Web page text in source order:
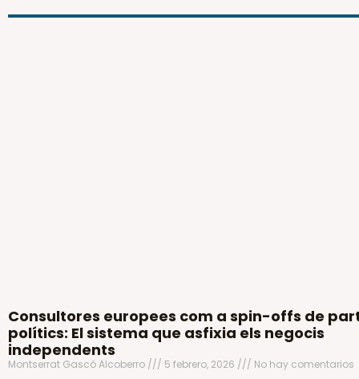
Consultores europees com a spin-offs de
polítics: El sistema que asfixia els negocis
independents
Montserrat Gascó Alcoberro 5 febrero, 2026 No hay comentarios